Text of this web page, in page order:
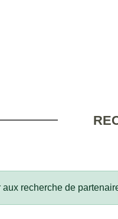
recherche de